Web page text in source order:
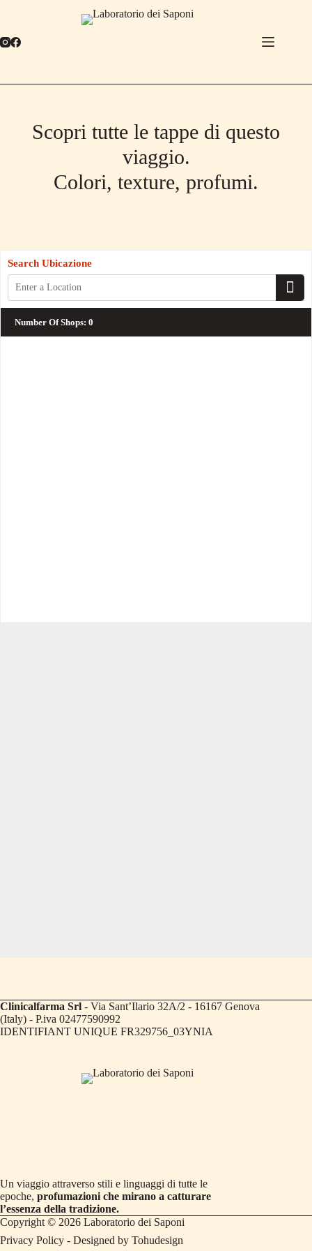
Scopri tutte le tappe di questo
viaggio.
Colori, texture, profumi.
Search Ubicazione
Number Of Shops: 0
Clinicalfarma Srl - Via Sant’Ilario 32A/2 - 16167 Genova
(Italy) - P.iva 02477590992
IDENTIFIANT UNIQUE FR329756_03YNIA
Un viaggio attraverso stili e linguaggi di tutte le
epoche, profumazioni che mirano a catturare
l’essenza della tradizione.
Copyright © 2026 Laboratorio dei Saponi
Privacy Policy - Designed by Tohudesign